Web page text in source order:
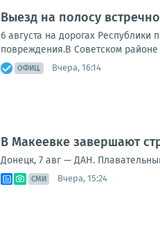
Выезд на полосу
6 августа на дорогах
повреждения.В Советском
ОФИЦ. Вчера, 16:14
В Макеевке завершают
Донецк, 7 авг — ДАН.
СМИ Вчера, 15:24